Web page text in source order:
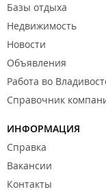
Базы отдыха
Недвижимость
Новости
Объявления
Работа во
Справочник
ИНФОРМАЦИЯ
Справка
Вакансии
Контакты